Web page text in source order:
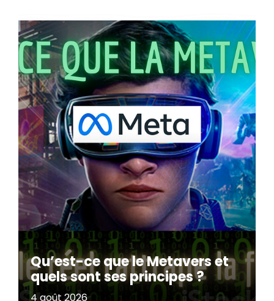
Qu’est-ce que le Metavers et
quels sont ses principes ?
4 août 2026